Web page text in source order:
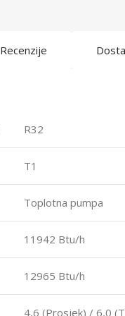
Recenzije
R32
T1
Toplotna pumpa
11942 Btu/h
12965 Btu/h
4,6 (Prosjek) / 6,0